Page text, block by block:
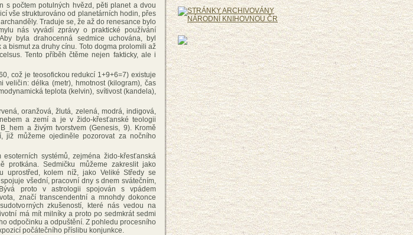
s počtem potulných hvězd, pěti planet a dvou
vše strukturováno od planetárních hodin, přes
Traduje se, že až do renesance bylo
nás vyvádí zprávy o praktické používání
byla drahocenná sedmice uchována, byl
bismut za druhy cínu. Toto dogma prolomili až
Tento příběh čtěme nejen fakticky, ale i
což je teosofickou redukcí 1+9+6=7) existuje
veličin: délka (metr), hmotnost (kilogram), čas
teplota (kelvin), svítivost (kandela),
oranžová, žlutá, zelená, modrá, indigová,
a zemí a je v žido-křesťanské teologii
a živým tvorstvem (Genesis, 9). Kromě
již můžeme ojediněle pozorovat za nočního
systémů, zejména žido-křesťanská
protkána. Sedmičku můžeme zakreslit jako
uprostřed, kolem níž, jako Veliké Středy se
všední, pracovní dny s dnem svátečním,
proto v astrologii spojován s vpádem
značí transcendentní a mnohdy dokonce
zkušeností, které nás vedou na
má mít milníky a proto po sedmkrát sedmi
odpočinku a odpuštění. Z pohledu procesního
počátečního příslibu konjunkce.